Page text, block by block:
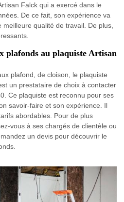
Falck qui a exercé dans le
De ce fait, son expérience va
qualité de travail. De plus,
plafonds au plaquiste Artisan
plafond, de cloison, le plaquiste
un prestataire de choix à contacter
Ce plaquiste est reconnu pour ses
savoir-faire et son expérience. Il
abordables. Pour de plus
vous à ses chargés de clientèle ou
un devis pour découvrir le